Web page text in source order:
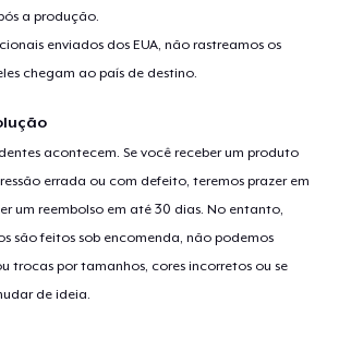
a produção.
enviados dos EUA, não rastreamos os
chegam ao país de destino.
acontecem. Se você receber um produto
errada ou com defeito, teremos prazer em
um reembolso em até 30 dias. No entanto,
são feitos sob encomenda, não podemos
trocas por tamanhos, cores incorretos ou se
de ideia.